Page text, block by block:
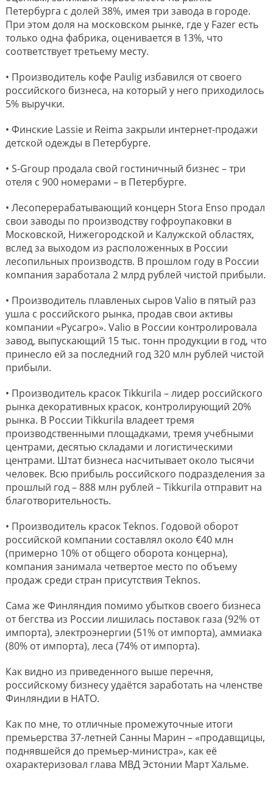
Петербурга с долей 38%, имея три завода в городе.
При этом доля на московском рынке, где у Fazer есть
только одна фабрика, оценивается в 13%, что
соответствует третьему месту.
• Производитель кофе Paulig избавился от своего
российского бизнеса, на который у него приходилось
5% выручки.
• Финские Lassie и Reima закрыли интернет-продажи
детской одежды в Петербурге.
• S-Group продала свой гостиничный бизнес – три
отеля с 900 номерами – в Петербурге.
• Лесоперерабатывающий концерн Stora Enso продал
свои заводы по производству гофроупаковки в
Московской, Нижегородской и Калужской областях,
вслед за выходом из расположенных в России
лесопильных производств. В прошлом году в России
компания заработала 2 млрд рублей чистой прибыли.
• Производитель плавленых сыров Valio в пятый раз
ушла с российского рынка, продав свои активы
компании «Русагро». Valio в России контролировала
завод, выпускающий 15 тыс. тонн продукции в год, что
принесло ей за последний год 320 млн рублей чистой
прибыли.
• Производитель красок Tikkurila – лидер российского
рынка декоративных красок, контролирующий 20%
рынка. В России Tikkurila владеет тремя
производственными площадками, тремя учебными
центрами, десятью складами и логистическими
центрами. Штат бизнеса насчитывает около тысячи
человек. Всю прибыль российского подразделения за
прошлый год – 888 млн рублей – Tikkurila отправит на
благотворительность.
• Производитель красок Teknos. Годовой оборот
российской компании составлял около €40 млн
(примерно 10% от общего оборота концерна),
компания занимала четвертое место по объему
продаж среди стран присутствия Teknos.
Сама же Финляндия помимо убытков своего бизнеса
от бегства из России лишилась поставок газа (92% от
импорта), электроэнергии (51% от импорта), аммиака
(80% от импорта), леса (74% от импорта).
Как видно из приведенного выше перечня,
российскому бизнесу удаётся заработать на членстве
Финляндии в НАТО.
Как по мне, то отличные промежуточные итоги
премьерства 37-летней Санны Марин – «продавщицы,
поднявшейся до премьер-министра», как её
охарактеризовал глава МВД Эстонии Март Хальме.